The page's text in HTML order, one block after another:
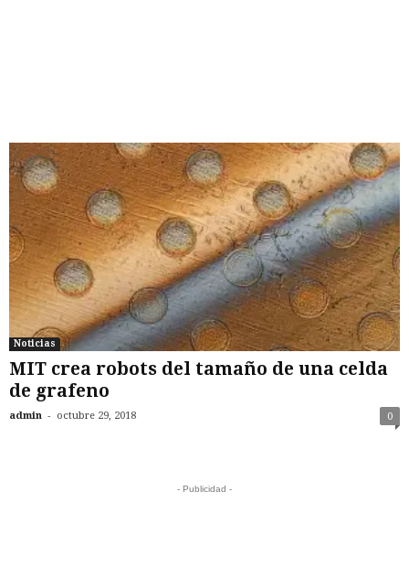
Noticias
MIT crea robots del tamaño de una celda
de grafeno
admin - octubre 29, 2018 0
- Publicidad -